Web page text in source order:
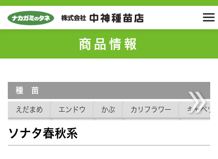
商品情報
種 苗
えだまめ エンドウ かぶ カリフラワー キャベツ
ソナタ春秋系